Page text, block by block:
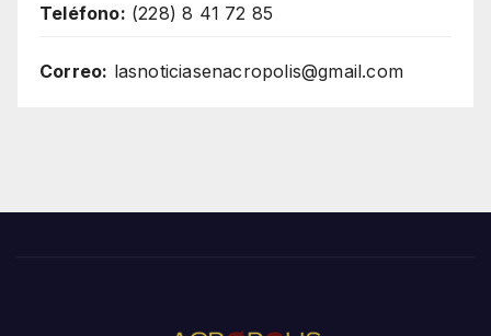
Teléfono: (228) 8 41 72 85
Correo: lasnoticiasenacropolis@gmail.com